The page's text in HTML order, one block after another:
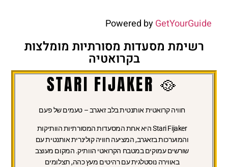
Powered byGetYourGuide
רשימת מסעדות מסורתיות מומלצות
בקרואטיה
🥘 STARI FIJAKER
חוויה קרואטית אותנטית בלב זאגרב – טעמים של פעם
Stari Fijaker היא אחת המסעדות המסורתיות הוותיקות
והמוערכות בזאגרב, המציעה חוויה קולינרית אותנטית עם
שורשים עמוקים במטבח הקרואטי הוותיק. המקום מעוצב
באווירה נוסטלגית עם רהיטים מעץ כהה, תצלומים